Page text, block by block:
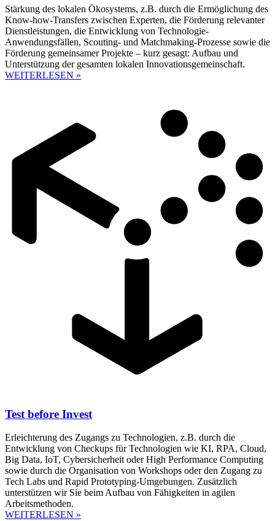
Stärkung des lokalen Ökosystems, z.B. durch die Ermöglichung des
Know-how-Transfers zwischen Experten, die Förderung relevanter
Dienstleistungen, die Entwicklung von Technologie-
Anwendungsfällen, Scouting- und Matchmaking-Prozesse sowie die
Förderung gemeinsamer Projekte – kurz gesagt: Aufbau und
Unterstützung der gesamten lokalen Innovationsgemeinschaft.
WEITERLESEN »
Test before Invest
Erleichterung des Zugangs zu Technologien, z.B. durch die
Entwicklung von Checkups für Technologien wie KI, RPA, Cloud,
Big Data, IoT, Cybersicherheit oder High Performance Computing
sowie durch die Organisation von Workshops oder den Zugang zu
Tech Labs und Rapid Prototyping-Umgebungen. Zusätzlich
unterstützen wir Sie beim Aufbau von Fähigkeiten in agilen
Arbeitsmethoden.
WEITERLESEN »